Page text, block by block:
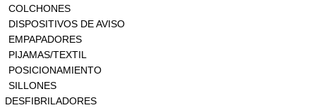
COLCHONES
DISPOSITIVOS DE AVISO
EMPAPADORES
PIJAMAS/TEXTIL
POSICIONAMIENTO
SILLONES
DESFIBRILADORES